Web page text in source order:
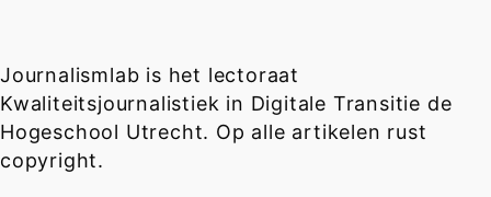
Journalismlab is het lectoraat
Kwaliteitsjournalistiek in Digitale Transitie de
Hogeschool Utrecht. Op alle artikelen rust
copyright.